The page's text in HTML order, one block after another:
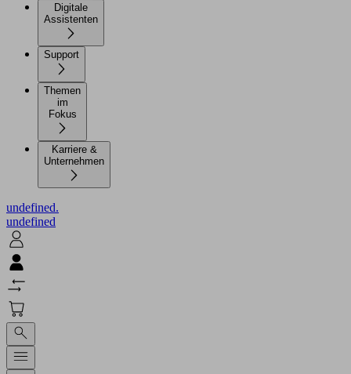
Digitale
Assistenten
Support
Themen
im
Karriere &
Unternehmen
undefined.
undefined